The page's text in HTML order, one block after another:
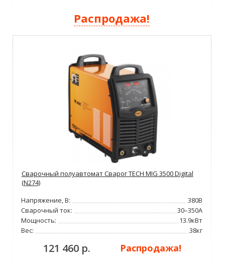
Распродажа!
Сварочный полуавтомат Сварог TECH MIG 3500 Digital
(N274)
Напряжение, В:
380В
Сварочный ток:
30–350А
Мощность:
13.9кВт
Вес:
38кг
121 460 р. Распродажа!